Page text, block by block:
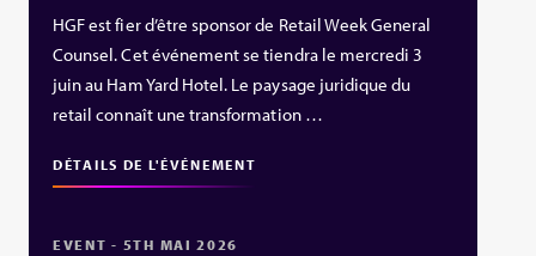
HGF est fier d’être sponsor de Retail Week General
Counsel. Cet événement se tiendra le mercredi 3
juin au Ham Yard Hotel. Le paysage juridique du
retail connaît une transformation …
DÉTAILS DE L'ÉVÉNEMENT
EVENT - 5TH MAI 2026